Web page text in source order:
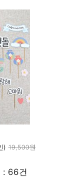
) 19,500원
: 66건